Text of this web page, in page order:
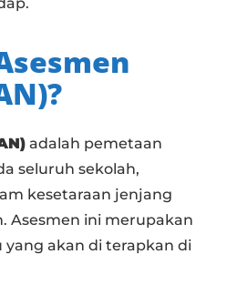
adalah pemetaan
seluruh sekolah,
kesetaraan jenjang
Asesmen ini merupakan
yang akan di terapkan di